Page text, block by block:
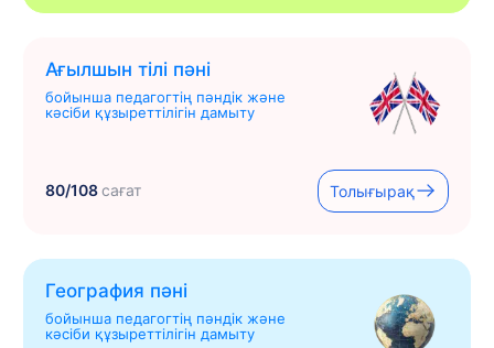
Ағылшын тілі пәні
бойынша педагогтің пәндік және
кәсіби құзыреттілігін дамыту
80/108сағат Толығырақ
География пәні
бойынша педагогтің пәндік және
кәсіби құзыреттілігін дамыту